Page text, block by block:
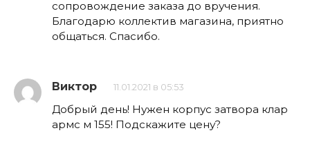
сопровождение заказа до вручения.
Благодарю коллектив магазина, приятно
общаться. Спасибо.
Виктор 11.01.2021 в 05:53
Добрый день! Нужен корпус затвора клар
армс м 155! Подскажите цену?